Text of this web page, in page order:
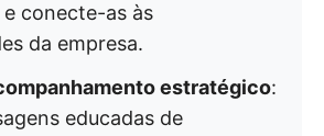
conecte-as às
da empresa.
estratégico:
educadas de